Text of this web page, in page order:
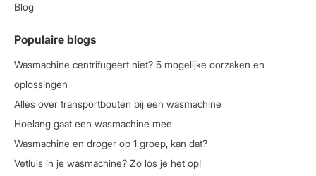
Blog
Populaire blogs
Wasmachine centrifugeert niet? 5 mogelijke oorzaken en
oplossingen
Alles over transportbouten bij een wasmachine
Hoelang gaat een wasmachine mee
Wasmachine en droger op 1 groep, kan dat?
Vetluis in je wasmachine? Zo los je het op!